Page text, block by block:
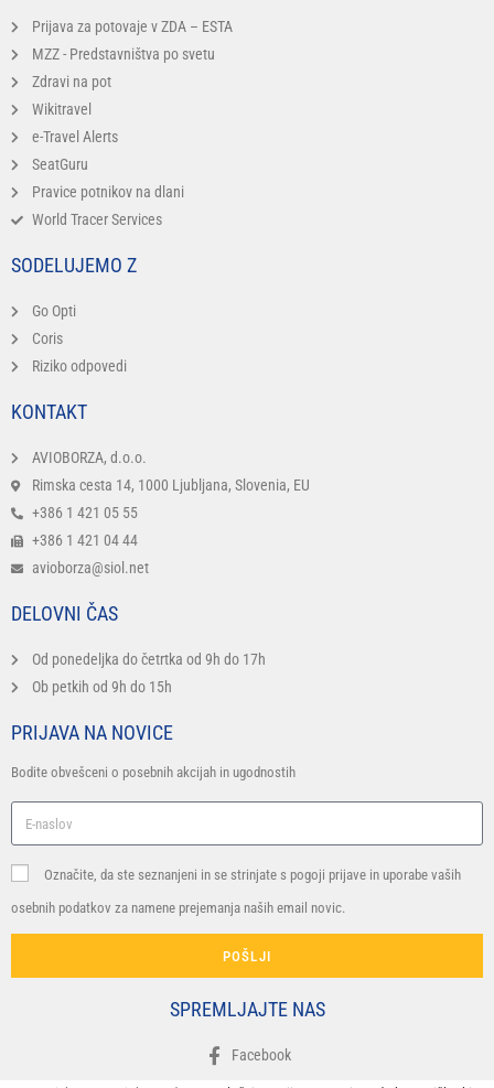
Prijava za potovaje v ZDA – ESTA
MZZ - Predstavništva po svetu
Zdravi na pot
Wikitravel
e-Travel Alerts
SeatGuru
Pravice potnikov na dlani
World Tracer Services
SODELUJEMO Z
Go Opti
Coris
Riziko odpovedi
KONTAKT
AVIOBORZA, d.o.o.
Rimska cesta 14, 1000 Ljubljana, Slovenia, EU
+386 1 421 05 55
+386 1 421 04 44
avioborza@siol.net
DELOVNI ČAS
Od ponedeljka do četrtka od 9h do 17h
Ob petkih od 9h do 15h
PRIJAVA NA NOVICE
Bodite obvešceni o posebnih akcijah in ugodnostih
Označite, da ste seznanjeni in se strinjate s pogoji prijave in uporabe vaših
osebnih podatkov za namene prejemanja naših email novic.
POŠLJI
SPREMLJAJTE NAS
Facebook